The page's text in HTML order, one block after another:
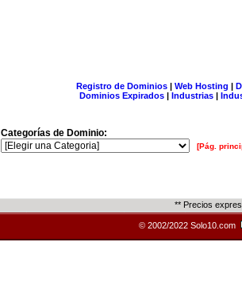
Registro de Dominios| Web Hosting |
Dominios Expirados | Industrias |
Categorías de Dominio:
[Pág.
** Precios
© 2002/2022 Solo10.com